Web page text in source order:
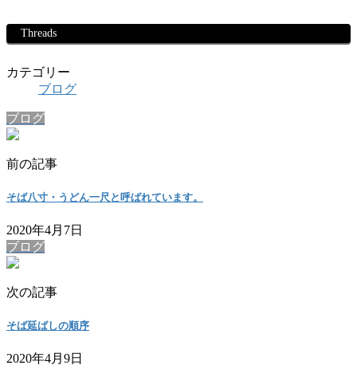
Threads
カテゴリー
ブログ
ブログ
前の記事
そば八寸・うどん一尺と呼ばれています。
2020年4月7日
ブログ
次の記事
そば延ばしの順序
2020年4月9日